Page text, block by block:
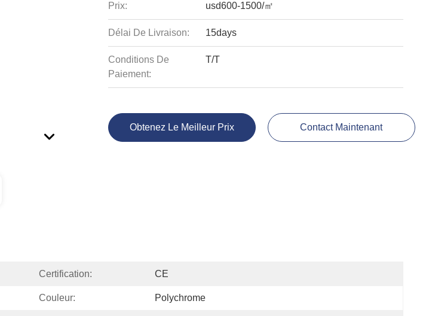
Prix: usd600-1500/㎡
Délai De Livraison: 15days
Conditions De
Paiement:
T/T
Obtenez Le Meilleur Prix Contact Maintenant
Certification: CE
Couleur: Polychrome